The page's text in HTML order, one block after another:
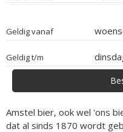
Geldig vanaf
Geldig t/m
Amstel bier, ook wel 'ons
dat al sinds 1870 wordt